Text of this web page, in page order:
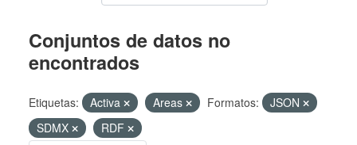
Conjuntos de datos no
encontrados
Etiquetas: Activa Areas Formatos:
JSON
SDMX
RDF